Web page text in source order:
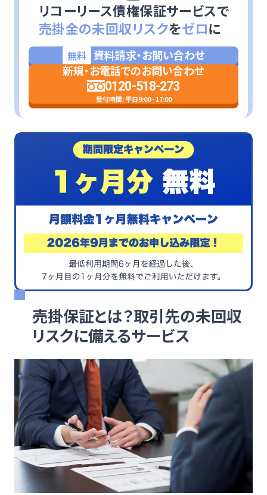
リコーリース債権保証サービスで
売掛金の未回収リスクをゼロに
無料 資料請求・お問い合わせ
新規・お電話でのお問い合わせ
0120-518-273
受付時間: 平日9:00 - 17:00
売掛保証とは？取引先の未回収
リスクに備えるサービス